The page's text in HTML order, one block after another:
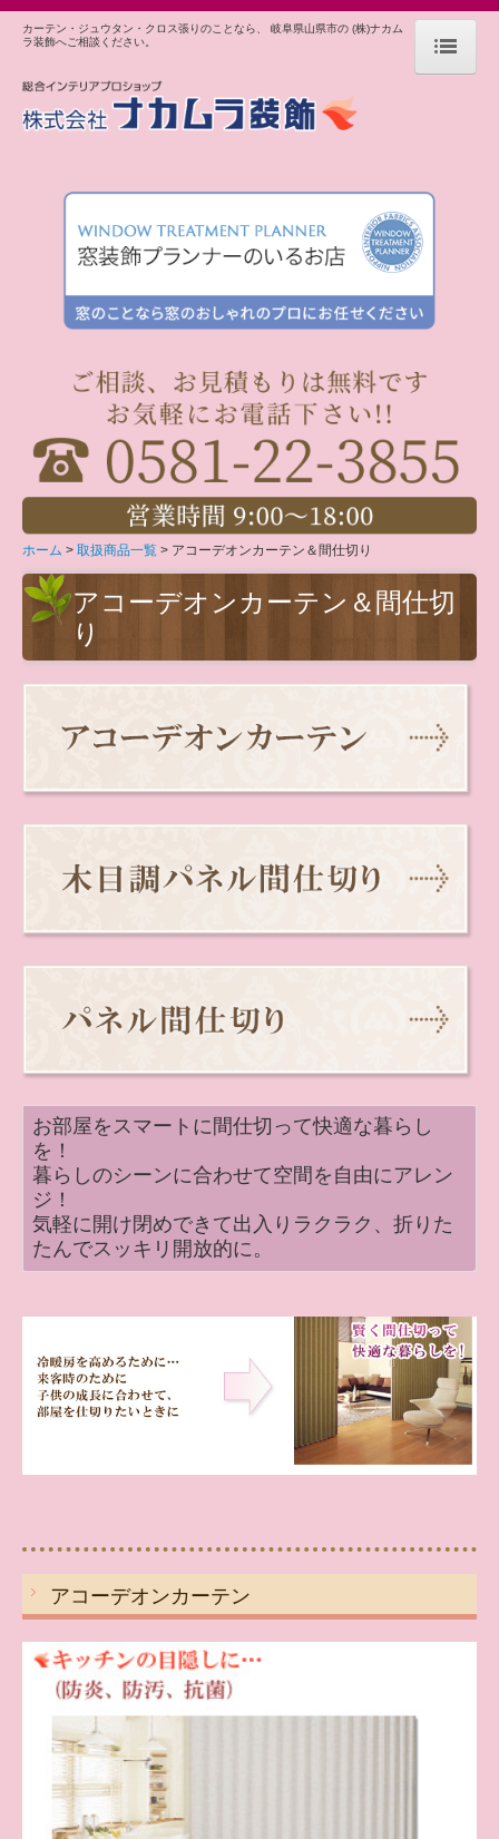
ホーム
アイテム別にみる
カーテン・ブラインド【個人住宅】
クロス・床工事等【個人住宅】
取扱商品一覧
カーテン＆シェード
クロス（壁紙）＆ガラスフィルム
カーペット＆床工事
アコーデオンカーテン＆間仕切り
インテリア小物
インテリアでウイルス対策
カラーコーディネートのポイント
夏の暑さ対策・節電
ペットにもやさしいインテリア
カーテンのお手入れ
店舗紹介
店舗紹介（アクセス）
会社紹介
新築・増改築ご予定の方
ご依頼の流れ
カーテン・ジュウタン・クロス張りのことなら、 岐阜県山県市の (株)ナカム
ラ装飾へご相談ください。
ホーム 取扱商品一覧 アコーデオンカーテン＆間仕切り
アコーデオンカーテン＆間仕切
り
お部屋をスマートに間仕切って快適な暮らし
を！
暮らしのシーンに合わせて空間を自由にアレン
ジ！
気軽に開け閉めできて出入りラクラク、折りた
たんでスッキリ開放的に。
アコーデオンカーテン